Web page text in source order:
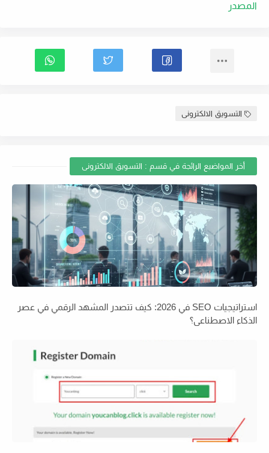
المصدر
التسويق الالكترونى
أخر المواضيع الرائجة في قسم : التسويق الالكترونى
استراتيجيات SEO في 2026: كيف تتصدر المشهد الرقمي في عصر
الذكاء الاصطناعي؟